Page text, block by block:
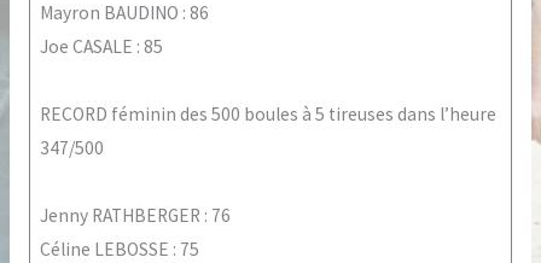
Mayron BAUDINO : 86
Joe CASALE : 85
RECORD féminin des 500 boules à 5 tireuses dans l’heure
347/500
Jenny RATHBERGER : 76
Céline LEBOSSE : 75